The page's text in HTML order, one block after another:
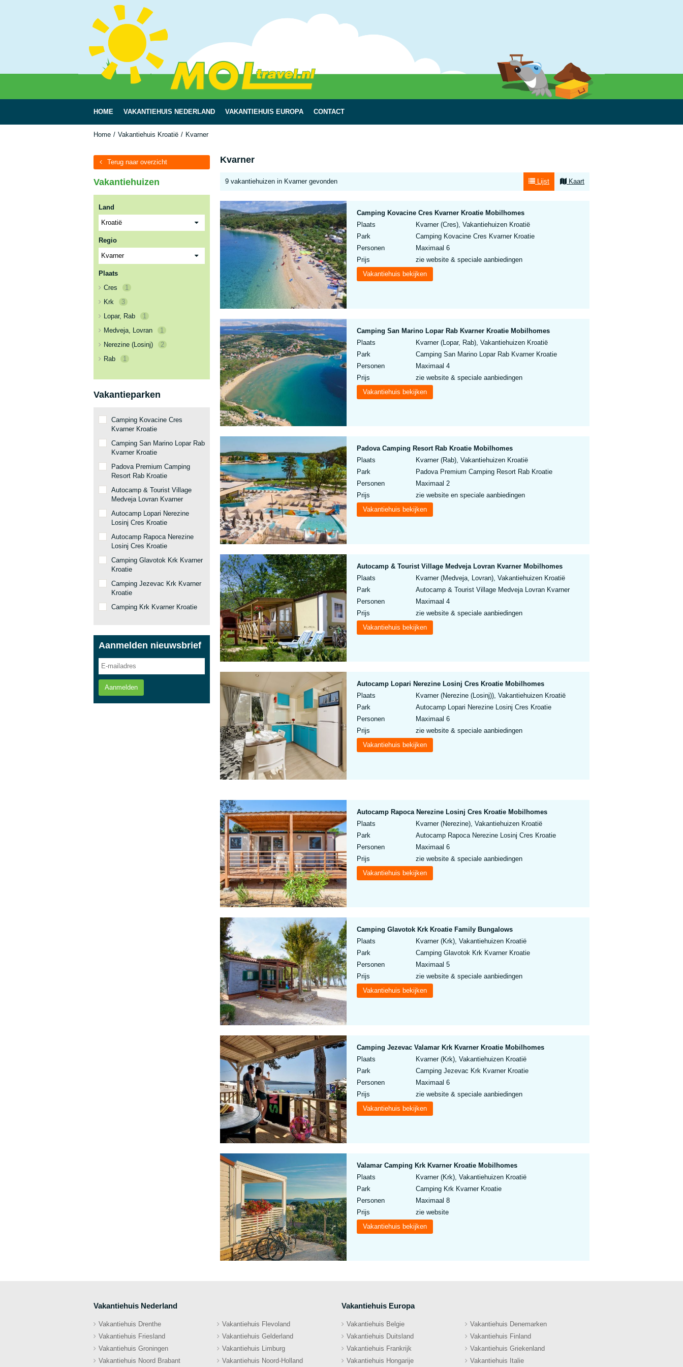
HOME VAKANTIEHUIS NEDERLAND VAKANTIEHUIS EUROPA CONTACT
Home Vakantiehuis Kroatië Kvarner
Kvarner
9 vakantiehuizen in Kvarner gevonden Lijst Kaart
Camping Kovacine Cres Kvarner Kroatie Mobilhomes
Plaats
Kvarner (Cres), Vakantiehuizen Kroatië
Park
Camping Kovacine Cres Kvarner Kroatie
Personen
Maximaal 6
Prijs
zie website & speciale aanbiedingen
Vakantiehuis bekijken
Camping San Marino Lopar Rab Kvarner Kroatie Mobilhomes
Plaats
Kvarner (Lopar, Rab), Vakantiehuizen Kroatië
Park
Camping San Marino Lopar Rab Kvarner Kroatie
Personen
Maximaal 4
Prijs
zie website & speciale aanbiedingen
Vakantiehuis bekijken
Padova Camping Resort Rab Kroatie Mobilhomes
Plaats
Kvarner (Rab), Vakantiehuizen Kroatië
Park
Padova Premium Camping Resort Rab Kroatie
Personen
Maximaal 2
Prijs
zie website en speciale aanbiedingen
Vakantiehuis bekijken
Autocamp & Tourist Village Medveja Lovran Kvarner Mobilhomes
Plaats
Kvarner (Medveja, Lovran), Vakantiehuizen Kroatië
Park
Autocamp & Tourist Village Medveja Lovran Kvarner
Personen
Maximaal 4
Prijs
zie website & speciale aanbiedingen
Vakantiehuis bekijken
Autocamp Lopari Nerezine Losinj Cres Kroatie Mobilhomes
Plaats
Kvarner (Nerezine (Losinj)), Vakantiehuizen Kroatië
Park
Autocamp Lopari Nerezine Losinj Cres Kroatie
Personen
Maximaal 6
Prijs
zie website & speciale aanbiedingen
Vakantiehuis bekijken
Autocamp Rapoca Nerezine Losinj Cres Kroatie Mobilhomes
Plaats
Kvarner (Nerezine), Vakantiehuizen Kroatië
Park
Autocamp Rapoca Nerezine Losinj Cres Kroatie
Personen
Maximaal 6
Prijs
zie website & speciale aanbiedingen
Vakantiehuis bekijken
Camping Glavotok Krk Kroatie Family Bungalows
Plaats
Kvarner (Krk), Vakantiehuizen Kroatië
Park
Camping Glavotok Krk Kvarner Kroatie
Personen
Maximaal 5
Prijs
zie website & speciale aanbiedingen
Vakantiehuis bekijken
Camping Jezevac Valamar Krk Kvarner Kroatie Mobilhomes
Plaats
Kvarner (Krk), Vakantiehuizen Kroatië
Park
Camping Jezevac Krk Kvarner Kroatie
Personen
Maximaal 6
Prijs
zie website & speciale aanbiedingen
Vakantiehuis bekijken
Valamar Camping Krk Kvarner Kroatie Mobilhomes
Plaats
Kvarner (Krk), Vakantiehuizen Kroatië
Park
Camping Krk Kvarner Kroatie
Personen
Maximaal 8
Prijs
zie website
Vakantiehuis bekijken
Terug naar overzicht
Vakantiehuizen
Land
Regio
Plaats
Cres
1
Krk
3
Lopar, Rab
1
Medveja, Lovran
1
Nerezine (Losinj)
2
Rab
1
Vakantieparken
Camping Kovacine Cres
Kvarner Kroatie
Camping San Marino Lopar Rab
Kvarner Kroatie
Padova Premium Camping
Resort Rab Kroatie
Autocamp & Tourist Village
Medveja Lovran Kvarner
Autocamp Lopari Nerezine
Losinj Cres Kroatie
Autocamp Rapoca Nerezine
Losinj Cres Kroatie
Camping Glavotok Krk Kvarner
Kroatie
Camping Jezevac Krk Kvarner
Kroatie
Camping Krk Kvarner Kroatie
Aanmelden nieuwsbrief
Aanmelden
Vakantiehuis Nederland
Vakantiehuis Drenthe
Vakantiehuis Flevoland
Vakantiehuis Friesland
Vakantiehuis Gelderland
Vakantiehuis Groningen
Vakantiehuis Limburg
Vakantiehuis Noord Brabant
Vakantiehuis Noord-Holland
Vakantiehuis Europa
Vakantiehuis Belgie
Vakantiehuis Denemarken
Vakantiehuis Duitsland
Vakantiehuis Finland
Vakantiehuis Frankrijk
Vakantiehuis Griekenland
Vakantiehuis Hongarije
Vakantiehuis Italie